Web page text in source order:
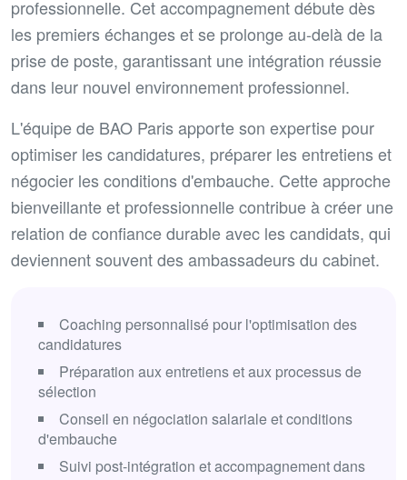
professionnelle. Cet accompagnement débute dès
les premiers échanges et se prolonge au-delà de la
prise de poste, garantissant une intégration réussie
dans leur nouvel environnement professionnel.
L'équipe de BAO Paris apporte son expertise pour
optimiser les candidatures, préparer les entretiens et
négocier les conditions d'embauche. Cette approche
bienveillante et professionnelle contribue à créer une
relation de confiance durable avec les candidats, qui
deviennent souvent des ambassadeurs du cabinet.
Coaching personnalisé pour l'optimisation des
candidatures
Préparation aux entretiens et aux processus de
sélection
Conseil en négociation salariale et conditions
d'embauche
Suivi post-intégration et accompagnement dans